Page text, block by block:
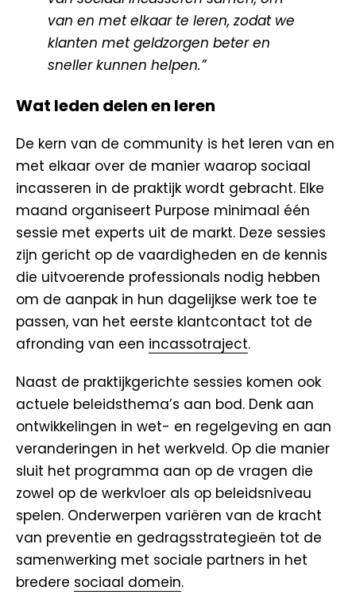
van en met elkaar te leren, zodat we
klanten met geldzorgen beter en
sneller kunnen helpen.”
Wat leden delen en leren
De kern van de community is het leren van en
met elkaar over de manier waarop sociaal
incasseren in de praktijk wordt gebracht. Elke
maand organiseert Purpose minimaal één
sessie met experts uit de markt. Deze sessies
zijn gericht op de vaardigheden en de kennis
die uitvoerende professionals nodig hebben
om de aanpak in hun dagelijkse werk toe te
passen, van het eerste klantcontact tot de
afronding van een incassotraject.
Naast de praktijkgerichte sessies komen ook
actuele beleidsthema’s aan bod. Denk aan
ontwikkelingen in wet- en regelgeving en aan
veranderingen in het werkveld. Op die manier
sluit het programma aan op de vragen die
zowel op de werkvloer als op beleidsniveau
spelen. Onderwerpen variëren van de kracht
van preventie en gedragsstrategieën tot de
samenwerking met sociale partners in het
bredere sociaal domein.